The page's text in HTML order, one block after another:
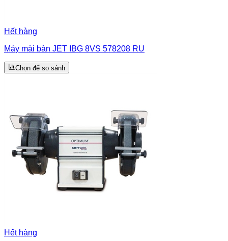
Hết hàng
Máy mài bàn JET IBG 8VS 578208 RU
Chọn để so sánh
Hết hàng